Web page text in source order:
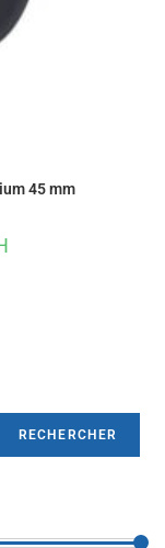
45 mm
RECHERCHER